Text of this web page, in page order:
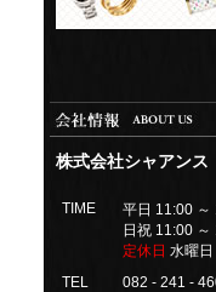
株式会社シャアンス
TIME
平日 11:00 ～
日祝 11:00 ～
定休日 水曜日
TEL
082 - 241 -